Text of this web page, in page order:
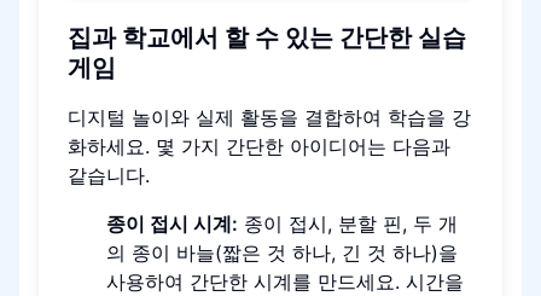
집과 학교에서 할 수 있는 간단한 실습
게임
디지털 놀이와 실제 활동을 결합하여 학습을 강
화하세요. 몇 가지 간단한 아이디어는 다음과
같습니다.
종이 접시 시계: 종이 접시, 분할 핀, 두 개
의 종이 바늘(짧은 것 하나, 긴 것 하나)을
사용하여 간단한 시계를 만드세요. 시간을